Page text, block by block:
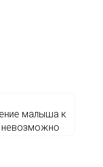
малыша к
невозможно